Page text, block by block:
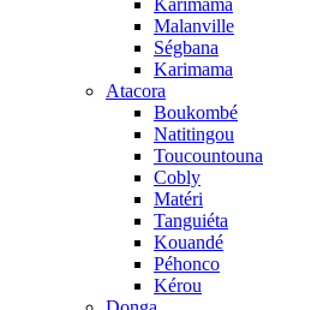
Malanville
Ségbana
Karimama
Atacora
Boukombé
Natitingou
Toucountouna
Cobly
Matéri
Tanguiéta
Kouandé
Péhonco
Kérou